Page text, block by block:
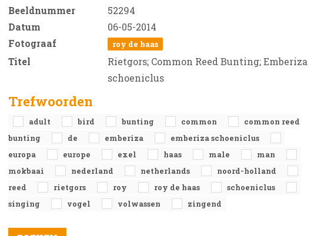
Beeldnummer
52294
Datum
06-05-2014
Fotograaf
roy de haas
Titel
Rietgors; Common Reed Bunting; Emberiza
schoeniclus
Trefwoorden
adult bird bunting common
common reed
bunting
de emberiza
emberiza schoeniclus
europa
europe exel haas male
man
mokbaai
nederland netherlands
noord-holland
reed
rietgors roy roy de haas
schoeniclus
singing
vogel volwassen zingend